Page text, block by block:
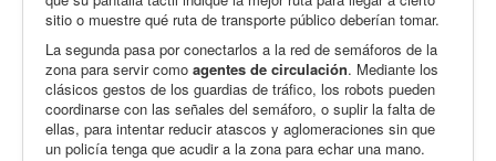
sitio o muestre qué ruta de transporte público deberían tomar.
La segunda pasa por conectarlos a la red de semáforos de la
zona para servir como agentes de circulación. Mediante los
clásicos gestos de los guardias de tráfico, los robots pueden
coordinarse con las señales del semáforo, o suplir la falta de
ellas, para intentar reducir atascos y aglomeraciones sin que
un policía tenga que acudir a la zona para echar una mano.